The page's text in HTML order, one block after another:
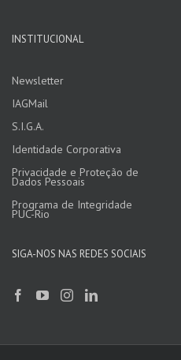
INSTITUCIONAL
Newsletter
IAGMail
S.I.G.A.
Identidade Corporativa
Privacidade e Proteção de
Dados Pessoais
Programa de Integridade
PUC-Rio
SIGA-NOS NAS REDES SOCIAIS